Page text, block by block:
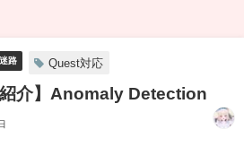
路 Quest対応
紹介】Anomaly Detection